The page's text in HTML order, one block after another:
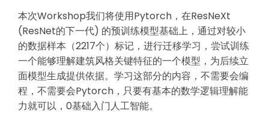
本次Workshop我们将使用Pytorch，在ResNeXt
(ResNet的下一代) 的预训练模型基础上，通过对较小
的数据样本（2217个）标记，进行迁移学习，尝试训练
一个能够理解建筑风格关键特征的一个模型，为后续立
面模型生成提供依据。学习这部分的内容，不需要会编
程，不需要会Pytorch，只要有基本的数学逻辑理解能
力就可以，0基础入门人工智能。